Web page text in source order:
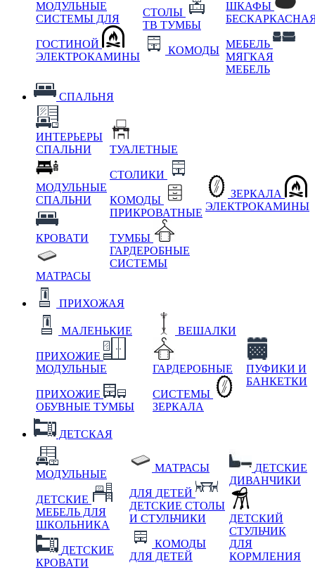
МОДУЛЬНЫЕ
СИСТЕМЫ ДЛЯ
ГОСТИНОЙ
ЭЛЕКТРОКАМИНЫ
СТОЛЫ
ТВ ТУМБЫ
КОМОДЫ
ШКАФЫ
МЕБЕЛЬ
МЯГКАЯ
МЕБЕЛЬ
СПАЛЬНЯ
ИНТЕРЬЕРЫ
СПАЛЬНИ
МОДУЛЬНЫЕ
СПАЛЬНИ
КРОВАТИ
МАТРАСЫ
ТУАЛЕТНЫЕ
СТОЛИКИ
КОМОДЫ
ПРИКРОВАТНЫЕ
ТУМБЫ
ГАРДЕРОБНЫЕ
СИСТЕМЫ
ЗЕРКАЛА
ЭЛЕКТРОКАМИНЫ
ПРИХОЖАЯ
МАЛЕНЬКИЕ
ПРИХОЖИЕ
МОДУЛЬНЫЕ
ПРИХОЖИЕ
ОБУВНЫЕ ТУМБЫ
ВЕШАЛКИ
ГАРДЕРОБНЫЕ
СИСТЕМЫ
ЗЕРКАЛА
ПУФИКИ И
БАНКЕТКИ
ДЕТСКАЯ
МОДУЛЬНЫЕ
ДЕТСКИЕ
МЕБЕЛЬ ДЛЯ
ШКОЛЬНИКА
ДЕТСКИЕ
КРОВАТИ
МАТРАСЫ
ДЛЯ ДЕТЕЙ
ДЕТСКИЕ СТОЛЫ
И СТУЛЬЧИКИ
КОМОДЫ
ДЛЯ ДЕТЕЙ
ДЕТСКИЕ
ДИВАНЧИКИ
ДЕТСКИЙ
СТУЛЬЧИК
ДЛЯ
КОРМЛЕНИЯ